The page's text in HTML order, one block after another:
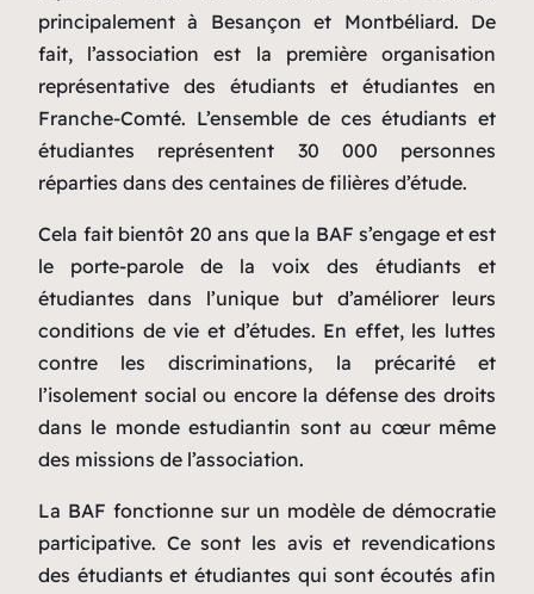
principalement à Besançon et Montbéliard. De
fait, l’association est la première organisation
représentative des étudiants et étudiantes en
Franche-Comté. L’ensemble de ces étudiants et
étudiantes représentent 30 000 personnes
réparties dans des centaines de filières d’étude.
Cela fait bientôt 20 ans que la BAF s’engage et est
le porte-parole de la voix des étudiants et
étudiantes dans l’unique but d’améliorer leurs
conditions de vie et d’études. En effet, les luttes
contre les discriminations, la précarité et
l’isolement social ou encore la défense des droits
dans le monde estudiantin sont au cœur même
des missions de l’association.
La BAF fonctionne sur un modèle de démocratie
participative. Ce sont les avis et revendications
des étudiants et étudiantes qui sont écoutés afin